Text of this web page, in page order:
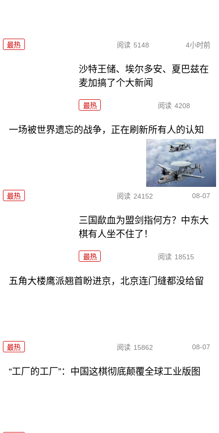
最热 阅读 5148 4小时前
沙特王储、埃尔多安、夏巴兹在
麦加搞了个大新闻
最热 阅读 4208
一场被世界遗忘的战争，正在刷新所有人的认知
最热 阅读 24152 08-07
三国歃血为盟剑指何方？中东大
棋有人坐不住了！
最热 阅读 18515
五角大楼鹰派翘首盼进京，北京连门缝都没给留
最热 阅读 15862 08-07
“工厂的工厂”：中国这棋彻底颠覆全球工业版图